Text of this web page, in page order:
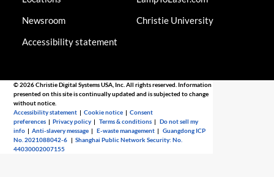
Newsroom
Accessibility statement
Christie University
© 2026 Christie Digital Systems USA, Inc. All rights reserved. Information
presented on this site is continually updated and is subjected to change
without notice.
Accessibility statement |Cookie notice |Consent
preferences |Privacy policy |Terms & conditions |Do not sell my
info |Anti-slavery message |E-waste management |Guangdong ICP
No. 2021088042-6 |Shanghai Public Network Security: No.
44030002007155